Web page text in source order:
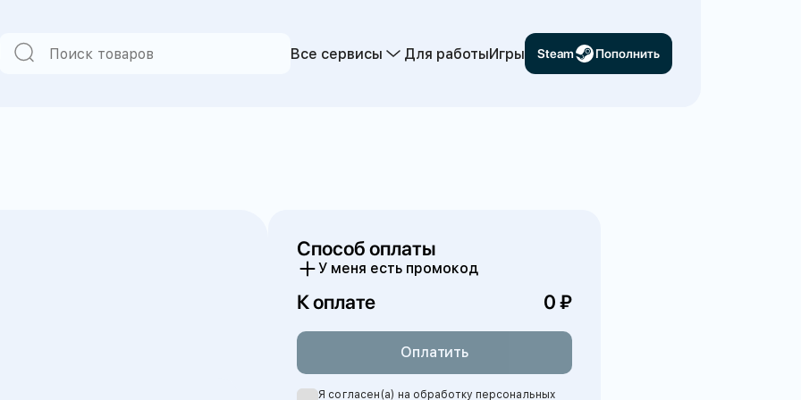
Все сервисы Для работыИгры Steam Пополнить
Способ оплаты
У меня есть промокод
К оплате 0
Оплатить
Я согласен(а) на обработку персональных